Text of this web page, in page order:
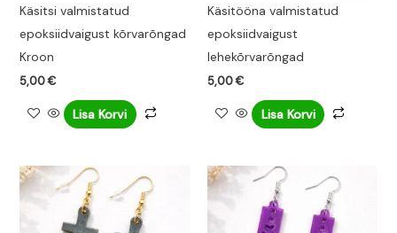
Käsitsi valmistatud
epoksiidvaigust kõrvarõngad
Kroon
5,00€
Lisa Korvi
Käsitööna valmistatud
epoksiidvaigust
lehekõrvarõngad
5,00€
Lisa Korvi